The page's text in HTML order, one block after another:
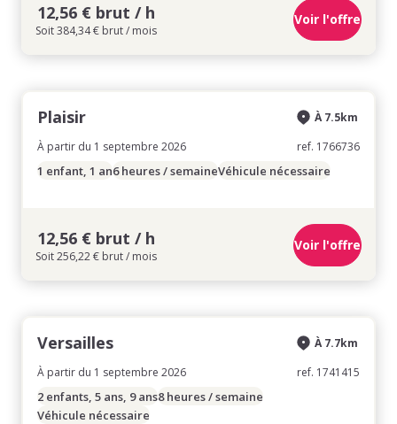
12,56 € brut / h
Soit 384,34 € brut / mois
Voir l'offre
Plaisir
À partir du 1 septembre 2026
À 7.5km
ref. 1766736
1 enfant, 1 an6 heures / semaineVéhicule nécessaire
12,56 € brut / h
Soit 256,22 € brut / mois
Voir l'offre
Versailles
À partir du 1 septembre 2026
À 7.7km
ref. 1741415
2 enfants, 5 ans, 9 ans8 heures / semaine
Véhicule nécessaire